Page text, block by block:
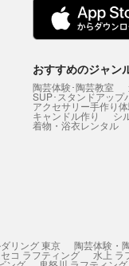
おすすめのジャン
陶芸体験･陶芸教室
SUP･スタンドアップ
アクセサリー手作り
キャンドル作り シ
着物・浴衣レンタル
リング 東京 陶芸体験・
コ ラフティング 水上 ラ